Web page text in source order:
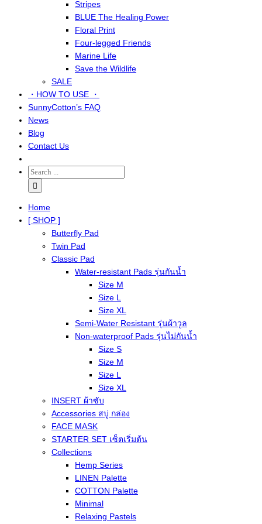
Stripes
BLUE The Healing Power
Floral Print
Four-legged Friends
Marine Life
Save the Wildlife
SALE
・HOW TO USE ・
SunnyCotton’s FAQ
News
Blog
Contact Us
Home
[ SHOP ]
Butterfly Pad
Twin Pad
Classic Pad
Water-resistant Pads รุ่นกันน้ำ
Size M
Size L
Size XL
Semi-Water Resistant รุ่นผ้าวูล
Non-waterproof Pads รุ่นไม่กันน้ำ
Size S
Size M
Size L
Size XL
INSERT ผ้าซับ
Accessories สบู่ กล่อง
FACE MASK
STARTER SET เซ็ตเริ่มต้น
Collections
Hemp Series
LINEN Palette
COTTON Palette
Minimal
Relaxing Pastels